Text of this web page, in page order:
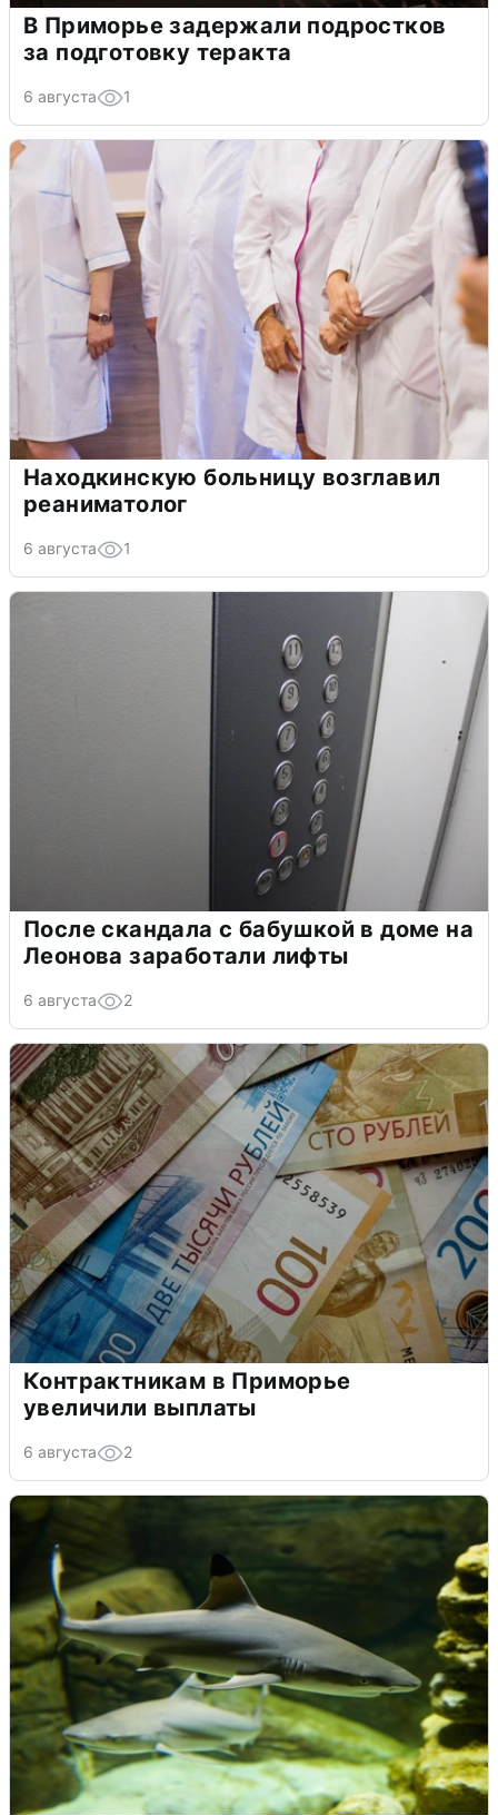
В Приморье задержали подростков
за подготовку теракта
6 августа 1
Находкинскую больницу возглавил
реаниматолог
6 августа 1
После скандала с бабушкой в доме на
Леонова заработали лифты
6 августа 2
Контрактникам в Приморье
увеличили выплаты
6 августа 2